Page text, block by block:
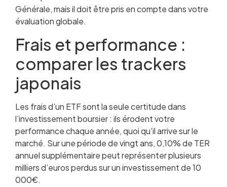
Générale, mais il doit être pris en compte dans votre
évaluation globale.
Frais et performance :
comparer les trackers
japonais
Les frais d’un ETF sont la seule certitude dans
l’investissement boursier : ils érodent votre
performance chaque année, quoi qu’il arrive sur le
marché. Sur une période de vingt ans, 0,10% de TER
annuel supplémentaire peut représenter plusieurs
milliers d’euros perdus sur un investissement de 10
000€.